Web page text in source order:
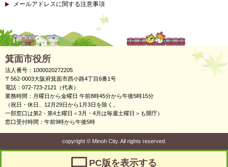
メールアドレスに関する注意事項
箕面市役所
法人番号：1000020272205
〒562-0003大阪府箕面市西小路4丁目6番1号
電話：072-723-2121（代表）
業務時間：月曜日から金曜日 午前8時45分から午後5時15分
（祝日・休日、12月29日から1月3日を除く。
一部窓口は第2・第4土曜日＜3月・4月は毎週土曜日＞も開庁）
窓口受付時間：午前9時から午後5時
copyright ©Minoh City. All rights reserved.
PC版を表示する